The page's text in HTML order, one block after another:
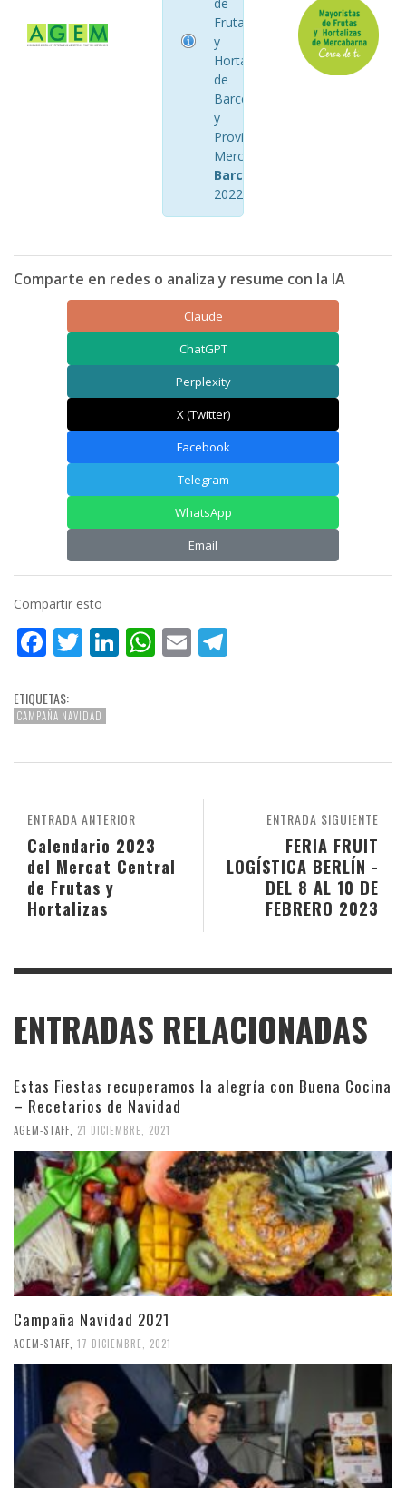
Frutas
y
Hortalizas
de
Barcelona
y
Provincia
Mercabarna
Barcelona
2022
Comparte en redes o analiza y resume con la IA
Claude
ChatGPT
Perplexity
X (Twitter)
Facebook
Telegram
WhatsApp
Email
Compartir esto
Facebook
Twitter
LinkedIn
WhatsApp
Email
ETIQUETAS:
CAMPAÑA NAVIDAD
ENTRADA SIGUIENTE
FERIA FRUIT
LOGÍSTICA BERLÍN -
DEL 8 AL 10 DE
FEBRERO 2023
ENTRADA ANTERIOR
Calendario 2023
del Mercat Central
de Frutas y
Hortalizas
ENTRADAS RELACIONADAS
Estas Fiestas recuperamos la alegría con Buena Cocina
– Recetarios de Navidad
AGEM-STAFF 21 DICIEMBRE, 2021
Campaña Navidad 2021
AGEM-STAFF 17 DICIEMBRE, 2021